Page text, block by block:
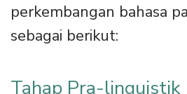
perkembangan bahasa
sebagai berikut:
Tahap Pra-linguistik